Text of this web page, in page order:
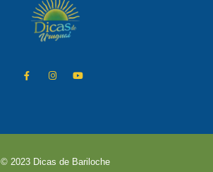
© 2023 Dicas de Bariloche